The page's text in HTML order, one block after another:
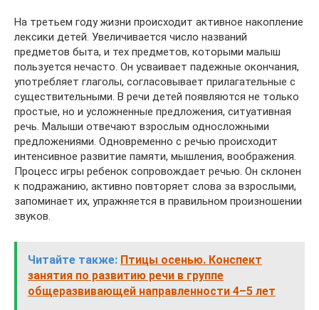
На третьем году жизни происходит активное накопление
лексики детей. Увеличивается число названий
предметов быта, и тех предметов, которыми малыш
пользуется нечасто. Он усваивает падежные окончания,
употребляет глаголы, согласовывает прилагательные с
существительными. В речи детей появляются не только
простые, но и усложненные предложения, ситуативная
речь. Малыши отвечают взрослым односложными
предложениями. Одновременно с речью происходит
интенсивное развитие памяти, мышления, воображения.
Процесс игры ребенок сопровождает речью. Он склонен
к подражанию, активно повторяет слова за взрослыми,
запоминает их, упражняется в правильном произношении
звуков.
Читайте также: Птицы осенью. Конспект
занятия по развитию речи в группе
общеразвивающей направленности 4–5 лет